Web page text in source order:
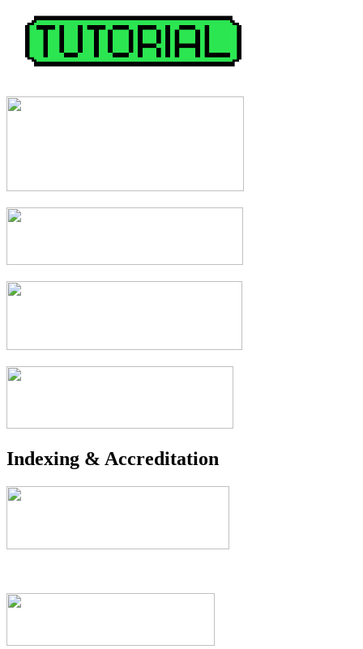
Indexing & Accreditation